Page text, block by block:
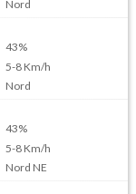
Nord
43%
5-8Km/h
Nord
43%
5-8Km/h
Nord NE